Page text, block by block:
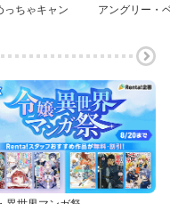
っちゃキャン